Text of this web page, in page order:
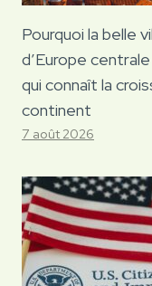
Pourquoi la belle
d’Europe
qui connaît la
continent
7 août 2026